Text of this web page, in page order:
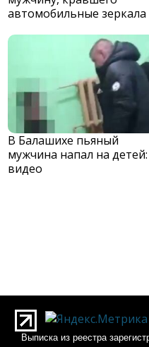
автомобильные зеркала
В Балашихе пьяный
мужчина напал на детей:
видео
Выписка из реестра